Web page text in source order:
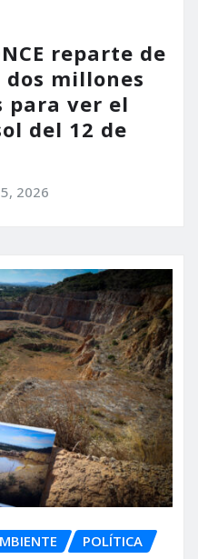
reparte de
millones
para ver el
del 12 de
2026
POLÍTICA